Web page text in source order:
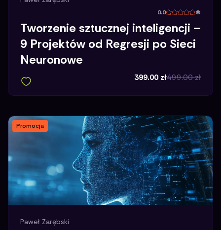
0.0 (
Tworzenie sztucznej inteligencji –
9 Projektów od Regresji po Sieci
Neuronowe
399.00 zł499.00zł
Promocja
Paweł Zarębski